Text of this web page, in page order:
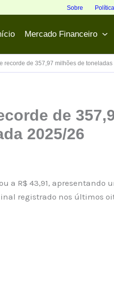
Sobre
Mercado Financeiro
recorde de 357,97 milhões de
de
2025/26
a R$ 43,91, apresentando
registrado nos últimos